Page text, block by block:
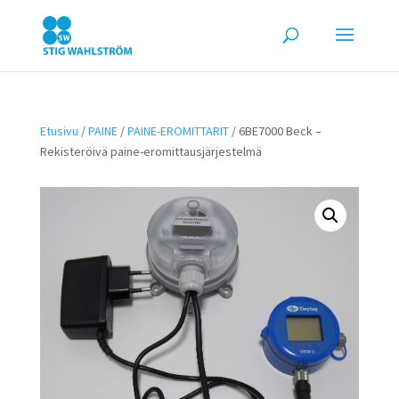
Etusivu /PAINE/PAINE-EROMITTARIT/ 6BE7000 Beck –
Rekisteröivä paine-eromittausjärjestelmä